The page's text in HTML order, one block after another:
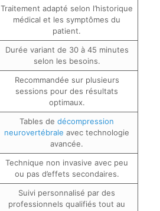
Traitement adapté selon l’historique
médical et les symptômes du
patient.
Durée variant de 30 à 45 minutes
selon les besoins.
Recommandée sur plusieurs
sessions pour des résultats
optimaux.
Tables dedécompression
neurovertébrale avec technologie
avancée.
Technique non invasive avec peu
ou pas d’effets secondaires.
Suivi personnalisé par des
professionnels qualifiés tout au